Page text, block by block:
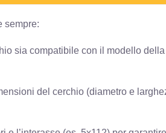
sempre:
sia compatibile con il modello della
del cerchio (diametro e